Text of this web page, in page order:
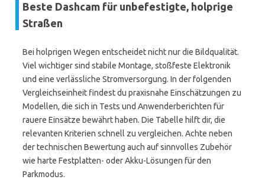
Beste Dashcam für unbefestigte, holprige
Straßen
Bei holprigen Wegen entscheidet nicht nur die Bildqualität.
Viel wichtiger sind stabile Montage, stoßfeste Elektronik
und eine verlässliche Stromversorgung. In der folgenden
Vergleichseinheit findest du praxisnahe Einschätzungen zu
Modellen, die sich in Tests und Anwenderberichten für
rauere Einsätze bewährt haben. Die Tabelle hilft dir, die
relevanten Kriterien schnell zu vergleichen. Achte neben
der technischen Bewertung auch auf sinnvolles Zubehör
wie harte Festplatten- oder Akku-Lösungen für den
Parkmodus.